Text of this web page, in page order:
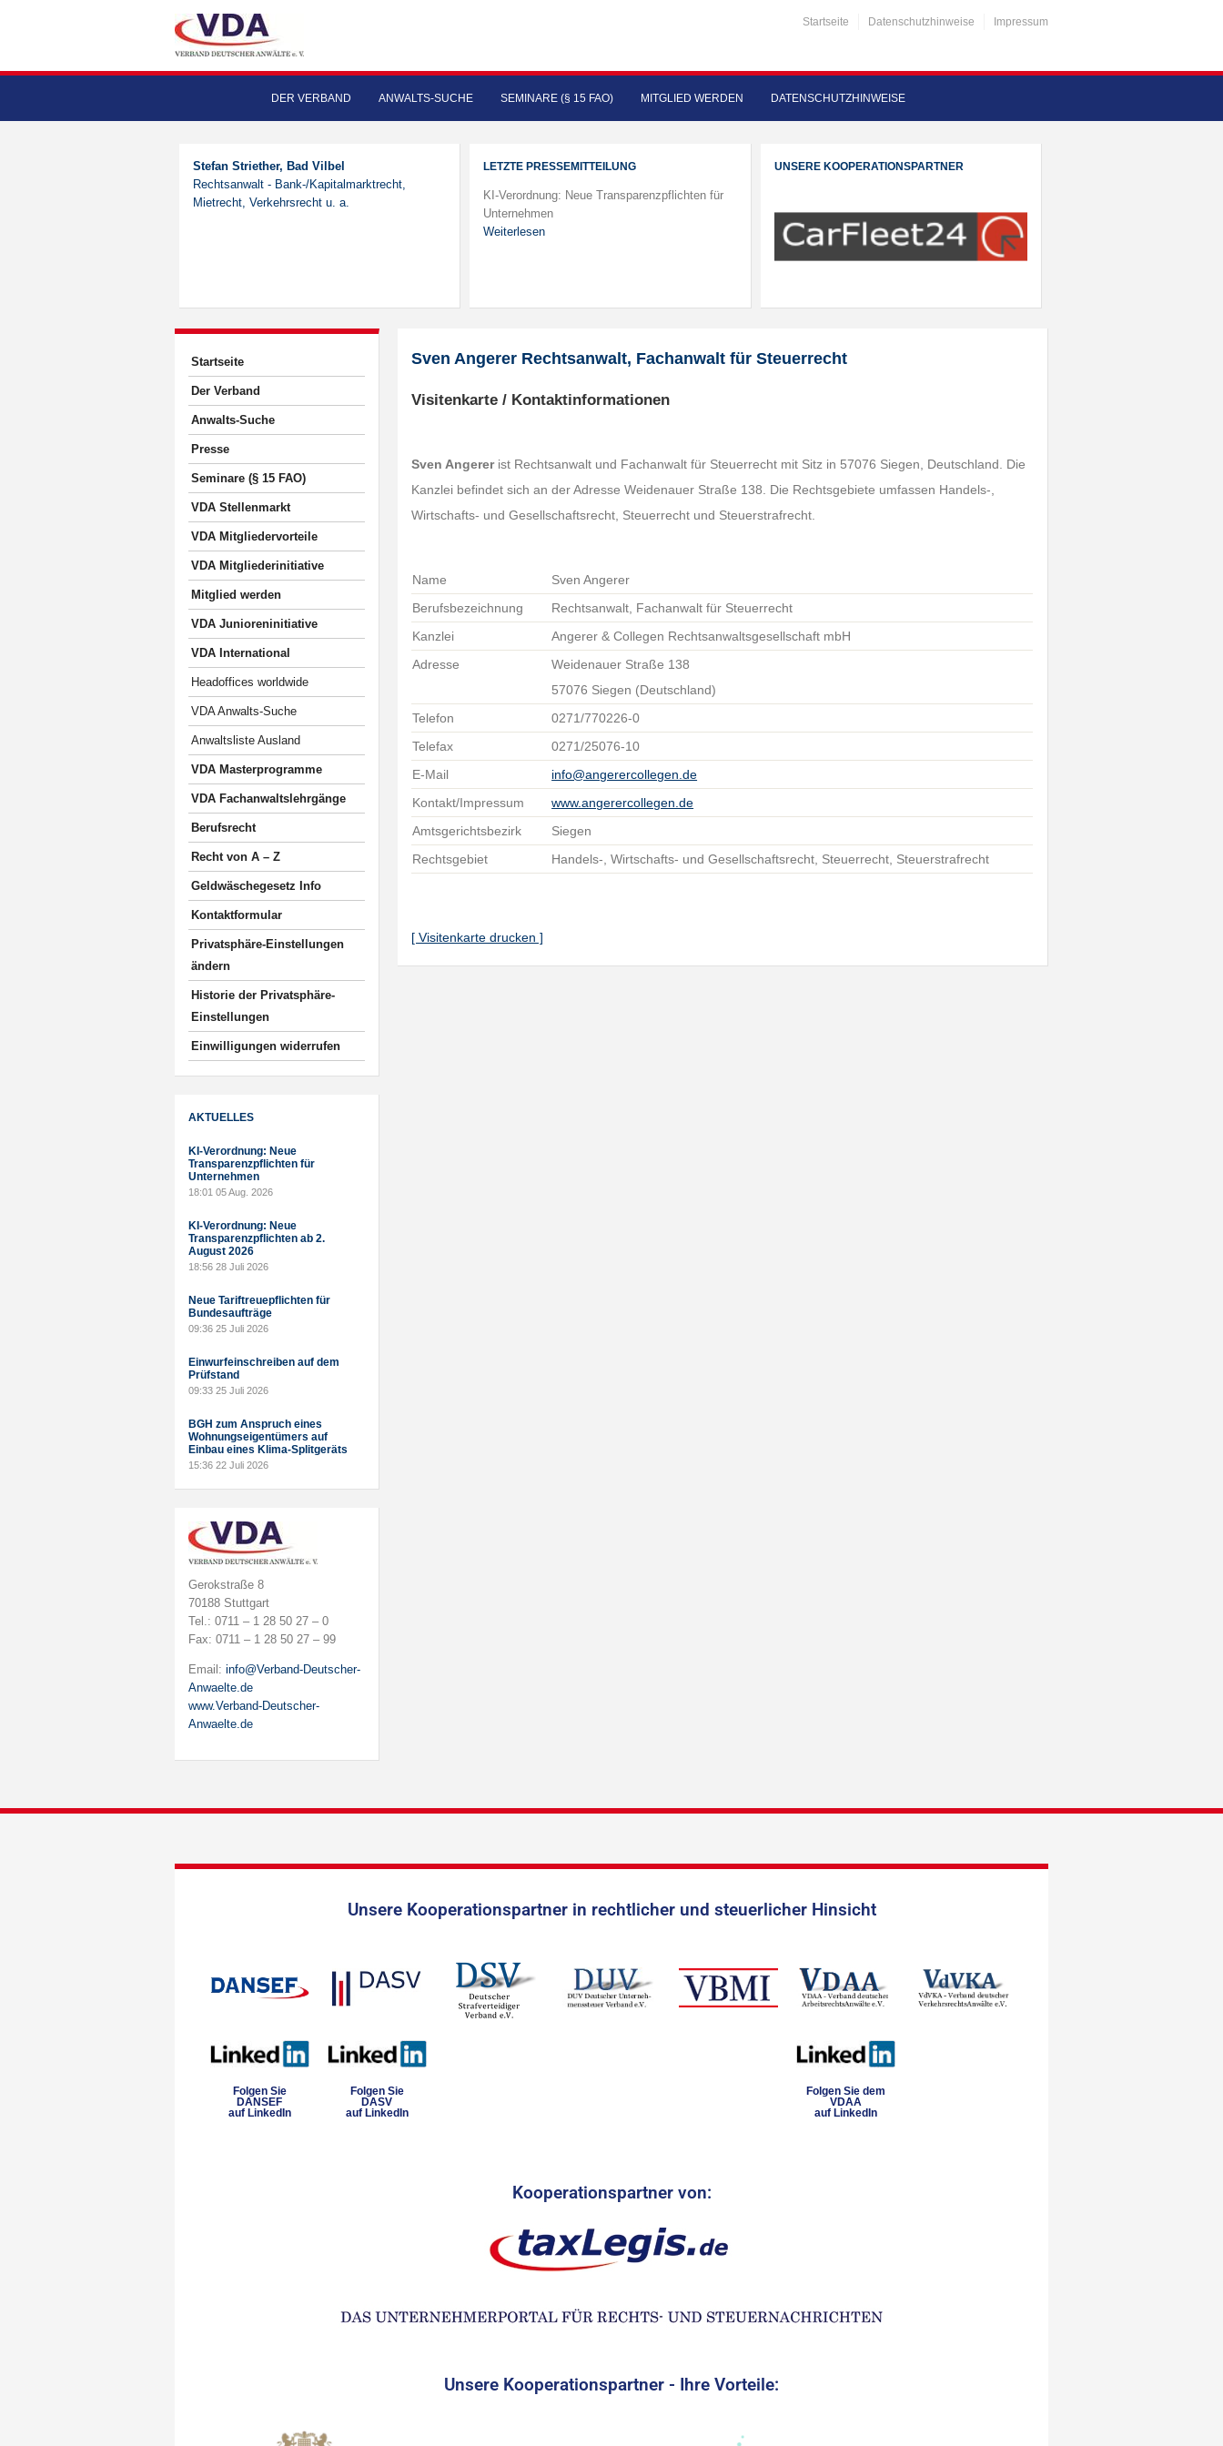
Startseite Datenschutzhinweise Impressum
DER VERBAND ANWALTS-SUCHE SEMINARE (§ 15 FAO) MITGLIED WERDEN DATENSCHUTZHINWEISE
Stefan Striether, Bad Vilbel
Rechtsanwalt - Bank-/Kapitalmarktrecht,
Mietrecht, Verkehrsrecht u. a.
LETZTE PRESSEMITTEILUNG
KI-Verordnung: Neue Transparenzpflichten für
Unternehmen
Weiterlesen
UNSERE KOOPERATIONSPARTNER
Startseite
Der Verband
Anwalts-Suche
Presse
Seminare (§ 15 FAO)
VDA Stellenmarkt
VDA Mitgliedervorteile
VDA Mitgliederinitiative
Mitglied werden
VDA Junioreninitiative
VDA International
Headoffices worldwide
VDA Anwalts-Suche
Anwaltsliste Ausland
VDA Masterprogramme
VDA Fachanwaltslehrgänge
Berufsrecht
Recht von A – Z
Geldwäschegesetz Info
Kontaktformular
Privatsphäre-Einstellungen
ändern
Historie der Privatsphäre-
Einstellungen
Einwilligungen widerrufen
AKTUELLES
KI-Verordnung: Neue
Transparenzpflichten für
Unternehmen
18:01 05 Aug. 2026
KI-Verordnung: Neue
Transparenzpflichten ab 2.
August 2026
18:56 28 Juli 2026
Neue Tariftreuepflichten für
Bundesaufträge
09:36 25 Juli 2026
Einwurfeinschreiben auf dem
Prüfstand
09:33 25 Juli 2026
BGH zum Anspruch eines
Wohnungseigentümers auf
Einbau eines Klima-Splitgeräts
15:36 22 Juli 2026
Gerokstraße 8
70188 Stuttgart
Tel.: 0711 – 1 28 50 27 – 0
Fax: 0711 – 1 28 50 27 – 99
Email: info@Verband-Deutscher-
Anwaelte.de
www.Verband-Deutscher-
Anwaelte.de
Sven Angerer Rechtsanwalt, Fachanwalt für Steuerrecht
Visitenkarte / Kontaktinformationen
Sven Angererist Rechtsanwalt und Fachanwalt für Steuerrecht mit Sitz in 57076 Siegen, Deutschland. Die
Kanzlei befindet sich an der Adresse Weidenauer Straße 138. Die Rechtsgebiete umfassen Handels-,
Wirtschafts- und Gesellschaftsrecht, Steuerrecht und Steuerstrafrecht.
Name
Sven Angerer
Berufsbezeichnung
Rechtsanwalt, Fachanwalt für Steuerrecht
Kanzlei
Angerer & Collegen Rechtsanwaltsgesellschaft mbH
Adresse
Weidenauer Straße 138
57076 Siegen (Deutschland)
Telefon
0271/770226-0
Telefax
0271/25076-10
E-Mail
info@angerercollegen.de
Kontakt/Impressum
www.angerercollegen.de
Amtsgerichtsbezirk
Siegen
Rechtsgebiet
Handels-, Wirtschafts- und Gesellschaftsrecht, Steuerrecht, Steuerstrafrecht
[ Visitenkarte drucken ]
Unsere Kooperationspartner in rechtlicher und steuerlicher Hinsicht
Folgen Sie
DANSEF
auf LinkedIn
Folgen Sie
DASV
auf LinkedIn
Folgen Sie dem
VDAA
auf LinkedIn
Kooperationspartner von:
Unsere Kooperationspartner - Ihre Vorteile: